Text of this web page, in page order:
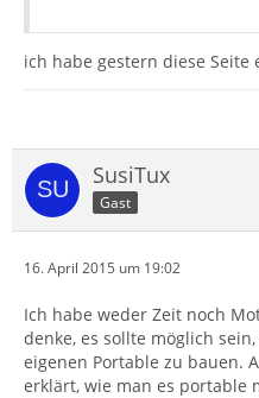
ich habe gestern diese
SusiTux
Gast
16. April 2015 um 19:02
Ich habe weder Zeit noch
denke, es sollte möglich
eigenen Portable zu bauen.
erklärt, wie man es portable